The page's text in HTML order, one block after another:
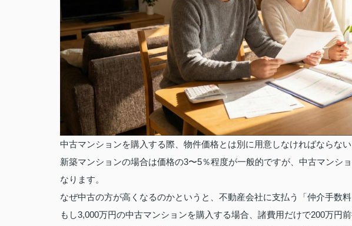
中古マンションを購入する際、物件価格とは別に用意しなければならない
新築マンションの場合は価格の3〜5％程度が一般的ですが、中古マンシ
なります。
なぜ中古の方が高くなるのかというと、不動産会社に支払う「仲介手数料
もし3,000万円の中古マンションを購入する場合、諸費用だけで200万円